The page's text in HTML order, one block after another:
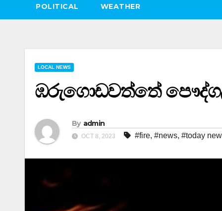
POLITICAL WEATHER
LOCAL NEWS
ඹරුගොඩවත්තේ
By admin
OCT 8, 2023 #fire, #news, #today